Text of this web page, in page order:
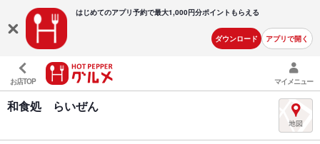
はじめてのアプリ予約で最大1,000円分ポイントもらえる
ダウンロード アプリで開く
お店TOP マイメニュー
和食処 らいぜん